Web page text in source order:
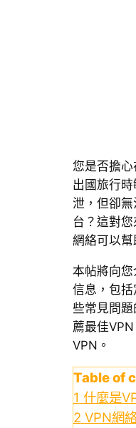
您是否擔
出國旅行
泄，但卻
台？這對
網絡可以幫
本帖將向
信息，包
些常見問
薦最佳
VPN。
Table of
1 什麼是
2 VPN網